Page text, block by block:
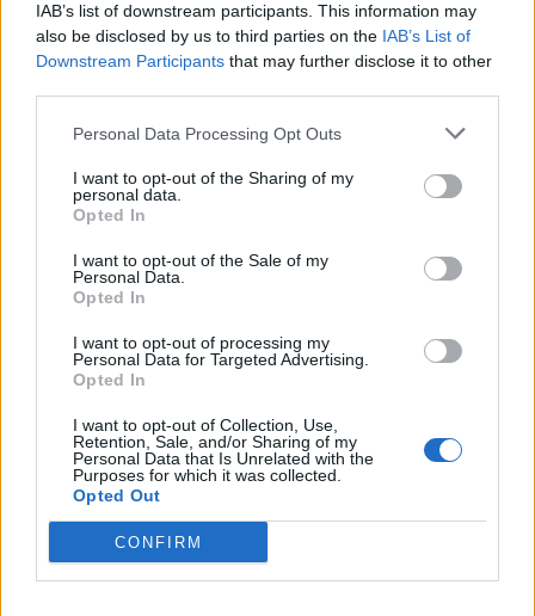
IAB’s list of downstream participants. This information may
also be disclosed by us to third parties on the IAB’s List of
Downstream Participants that may further disclose it to other
Personal Data Processing Opt Outs
I want to opt-out of the Sharing of my
personal data.
Opted In
I want to opt-out of the Sale of my
Personal Data.
Opted In
I want to opt-out of processing my
Personal Data for Targeted Advertising.
Opted In
I want to opt-out of Collection, Use,
Retention, Sale, and/or Sharing of my
Personal Data that Is Unrelated with the
Purposes for which it was collected.
Opted Out
CONFIRM
2026. augusztus 05., szerda
Elfogadta a képviselőház a
biológiai sokféleség megőrzésére
vonatkozó stratégiát